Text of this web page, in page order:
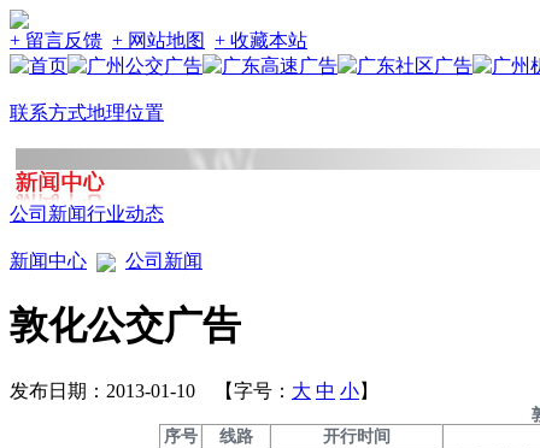
+ 留言反馈 + 网站地图 + 收藏本站
联系方式地理位置
公司新闻行业动态
新闻中心 公司新闻
敦化公交广告
发布日期：2013-01-10 【字号： 大 中 小】
序号
线路 开行时间